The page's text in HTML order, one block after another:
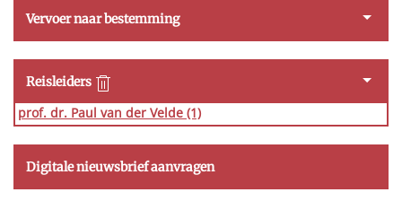
Vervoer naar bestemming
Reisleiders
prof. dr. Paul van der Velde (1)
Digitale nieuwsbrief aanvragen